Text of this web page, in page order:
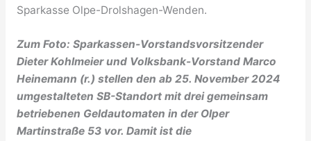
Sparkasse Olpe-Drolshagen-Wenden.
Zum Foto: Sparkassen-Vorstandsvorsitzender
Dieter Kohlmeier und Volksbank-Vorstand Marco
Heinemann (r.) stellen den ab 25. November 2024
umgestalteten SB-Standort mit drei gemeinsam
betriebenen Geldautomaten in der Olper
Martinstraße 53 vor. Damit ist die